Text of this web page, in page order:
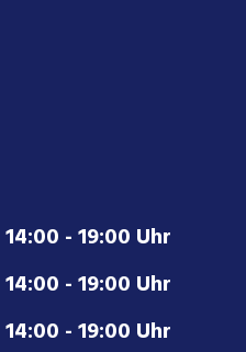
14:00 - 19:00 Uhr
14:00 - 19:00 Uhr
14:00 - 19:00 Uhr